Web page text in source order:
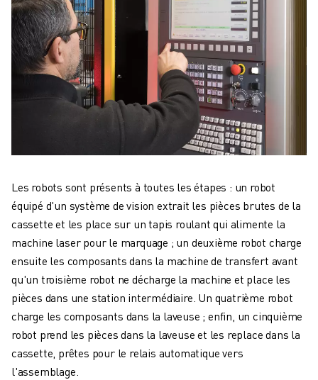
Les robots sont présents à toutes les étapes : un robot
équipé d'un système de vision extrait les pièces brutes de la
cassette et les place sur un tapis roulant qui alimente la
machine laser pour le marquage ; un deuxième robot charge
ensuite les composants dans la machine de transfert avant
qu'un troisième robot ne décharge la machine et place les
pièces dans une station intermédiaire. Un quatrième robot
charge les composants dans la laveuse ; enfin, un cinquième
robot prend les pièces dans la laveuse et les replace dans la
cassette, prêtes pour le relais automatique vers
l'assemblage.